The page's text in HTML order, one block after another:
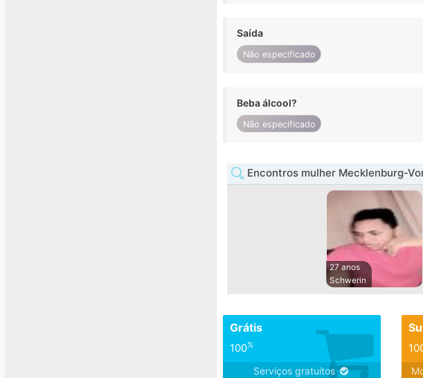
Saída
Não especificado
Beba álcool?
Não especificado
Encontros mulher Mecklenburg-
27 anos
Schwerin
Grátis
100%
Serviços gratuitos